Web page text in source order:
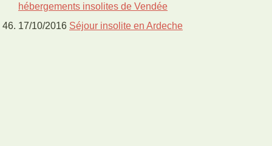
hébergements insolites de Vendée
17/10/2016 Séjour insolite en Ardeche